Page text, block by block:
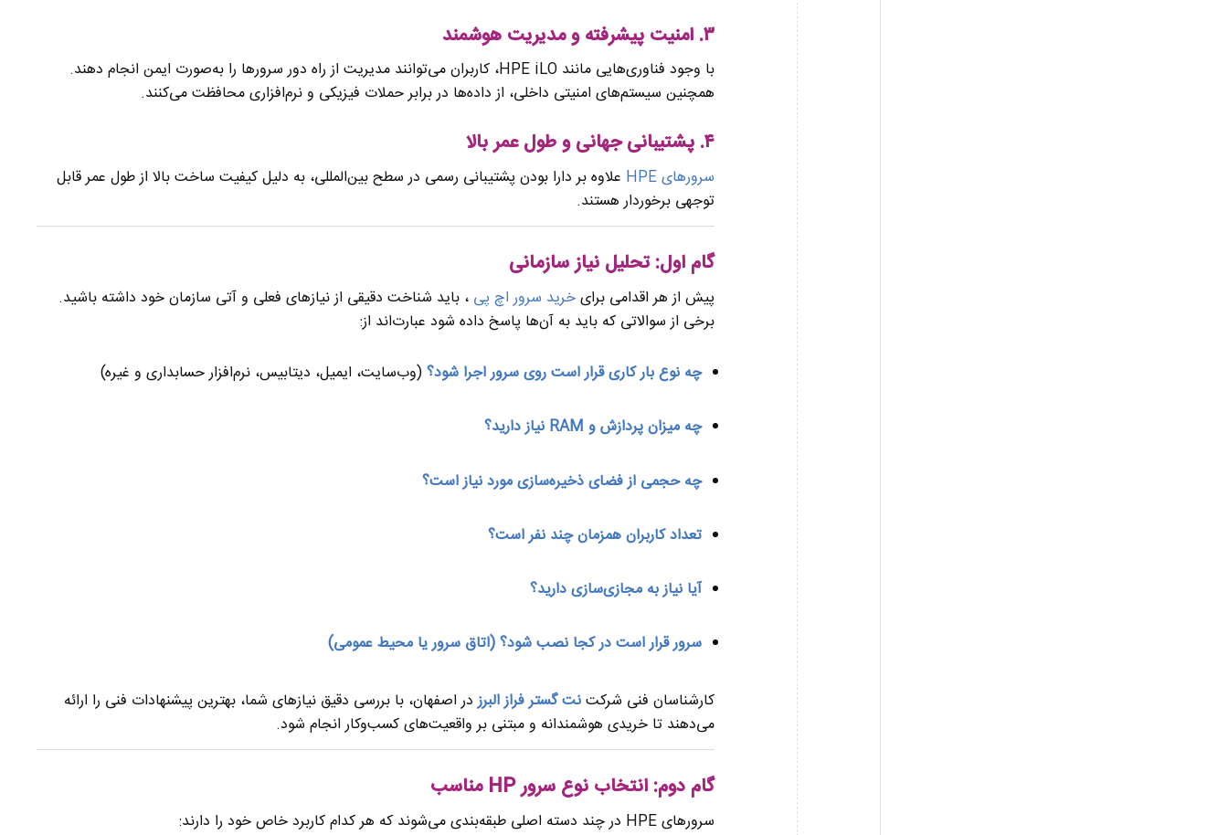
۳. امنیت پیشرفته و مدیریت هوشمند
با وجود فناوری‌هایی مانند HPE iLO، کاربران می‌توانند مدیریت از راه دور سرورها را به‌صورت ایمن انجام دهند.
همچنین سیستم‌های امنیتی داخلی، از داده‌ها در برابر حملات فیزیکی و نرم‌افزاری محافظت می‌کنند.
۴. پشتیبانی جهانی و طول عمر بالا
سرورهای HPE
علاوه بر دارا بودن پشتیبانی رسمی در سطح بین‌المللی، به دلیل کیفیت ساخت بالا از طول عمر قابل
توجهی برخوردار هستند.
گام اول: تحلیل نیاز سازمانی
پیش از هر اقدامی برایخرید سرور اچ پی ، باید شناخت دقیقی از نیازهای فعلی و آتی سازمان خود داشته باشید.
برخی از سوالاتی که باید به آن‌ها پاسخ داده شود عبارت‌اند از:
چه نوع بار کاری قرار است روی سرور اجرا شود؟(وب‌سایت، ایمیل، دیتابیس، نرم‌افزار حسابداری و غیره)
چه میزان پردازش و RAM نیاز دارید؟
چه حجمی از فضای ذخیره‌سازی مورد نیاز است؟
تعداد کاربران همزمان چند نفر است؟
آیا نیاز به مجازی‌سازی دارید؟
سرور قرار است در کجا نصب شود؟ (اتاق سرور یا محیط عمومی)
کارشناسان فنی شرکتنت گستر فراز البرزدر اصفهان، با بررسی دقیق نیازهای شما، بهترین پیشنهادات فنی را ارائه
می‌دهند تا خریدی هوشمندانه و مبتنی بر واقعیت‌های کسب‌وکار انجام شود.
گام دوم: انتخاب نوع سرور HP مناسب
سرورهای HPE در چند دسته اصلی طبقه‌بندی می‌شوند که هر کدام کاربرد خاص خود را دارند: